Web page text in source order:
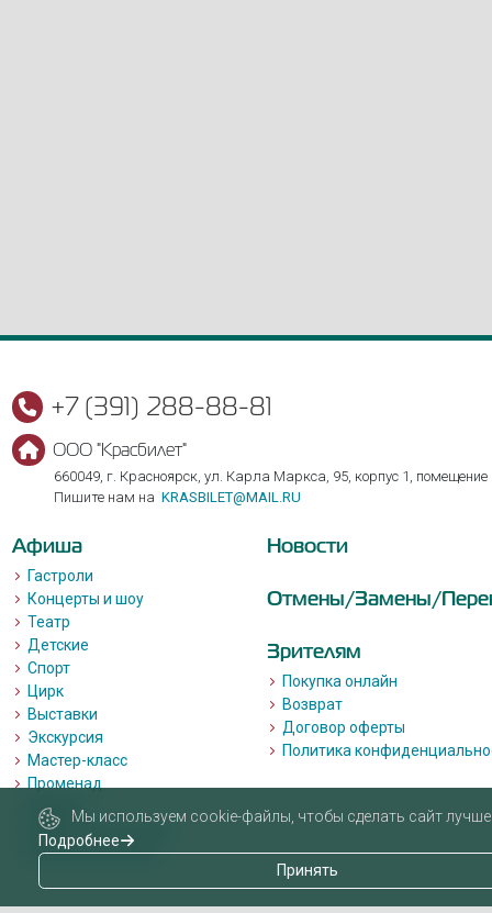
+7 (391) 288-88-81
ООО "Красбилет"
660049, г. Красноярск, ул. Карла Маркса, 95, корпус 1, помещение
Пишите нам на KRASBILET@MAIL.RU
Афиша
Гастроли
Концерты и шоу
Театр
Детские
Спорт
Цирк
Выставки
Экскурсия
Мастер-класс
Променад
Лекции
Квизы, квесты, игры.
Пушкинская карта
Новости
Отмены/Замены/
Зрителям
Покупка онлайн
Возврат
Договор оферты
Политика
Мы используем cookie-файлы, чтобы сделать сайт лучше
Подробнее
Принять